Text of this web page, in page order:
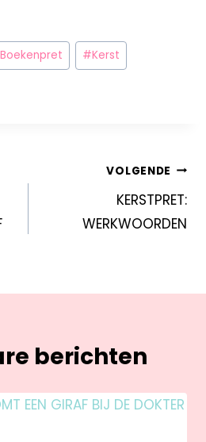
Boekenpret #Kerst
VOLGENDE
KERSTPRET:
WERKWOORDEN
berichten